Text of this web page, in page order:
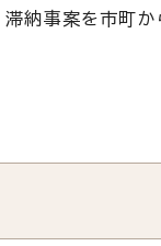
納事案を市町か